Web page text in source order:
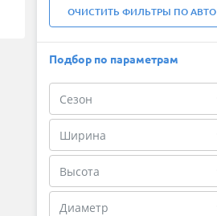
ОЧИСТИТЬ ФИЛЬТРЫ ПО АВТО
Подбор по параметрам